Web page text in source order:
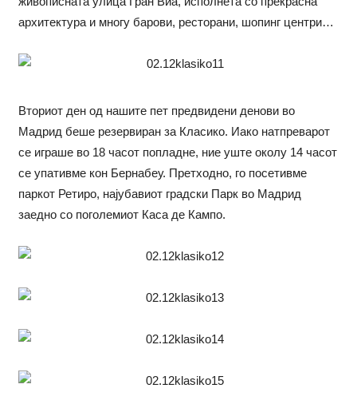
архитектура и многу барови, ресторани, шопинг центри…
Вториот ден од нашите пет предвидени денови во
Мадрид беше резервиран за Класико. Иако натпреварот
се играше во 18 часот попладне, ние уште околу 14 часот
се упативме кон Бернабеу. Претходно, го посетивме
паркот Ретиро, најубавиот градски Парк во Мадрид
заедно со поголемиот Каса де Кампо.